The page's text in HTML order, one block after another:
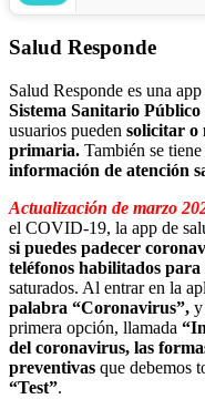
Salud Responde
Salud Responde es una
Sistema Sanitario
usuarios pueden solicitar o
primaria. También se
información de atención
Actualización de marzo
el COVID-19, la app de
si puedes padecer
teléfonos habilitados para
saturados. Al entrar en la
palabra “Coronavirus”, y
primera opción, llamada
del coronavirus, las
preventivas que debemos
“Test”.